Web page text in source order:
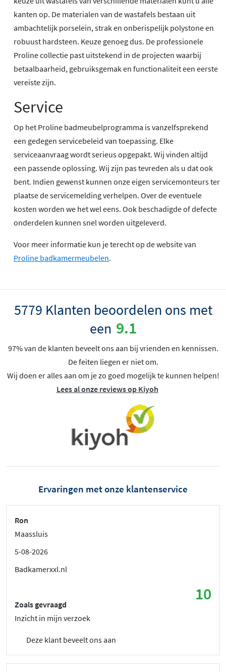
kanten op. De materialen van de wastafels bestaan uit
ambachtelijk porselein, strak en onberispelijk polystone en
robuust hardsteen. Keuze genoeg dus. De professionele
Proline collectie past uitstekend in de projecten waarbij
betaalbaarheid, gebruiksgemak en functionaliteit een eerste
vereiste zijn.
Service
Op het Proline badmeubelprogramma is vanzelfsprekend
een gedegen servicebeleid van toepassing. Elke
serviceaanvraag wordt serieus opgepakt. Wij vinden altijd
een passende oplossing. Wij zijn pas tevreden als u dat ook
bent. Indien gewenst kunnen onze eigen servicemonteurs ter
plaatse de servicemelding verhelpen. Over de eventuele
kosten worden we het wel eens. Ook beschadigde of defecte
onderdelen kunnen snel worden uitgeleverd.
Voor meer informatie kun je terecht op de website van
Proline badkamermeubelen.
5779 Klanten beoordelen ons met
een 9.1
97% van de klanten beveelt ons aan bij vrienden en kennissen.
De feiten liegen er niet om.
Wij doen er alles aan om je zo goed mogelijk te kunnen helpen!
Lees al onze reviews op Kiyoh
Ervaringen met onze klantenservice
Ron
Maassluis
5-08-2026
Badkamerxxl.nl
10
Zoals gevraagd
Inzicht in mijn verzoek
Deze klant beveelt ons aan